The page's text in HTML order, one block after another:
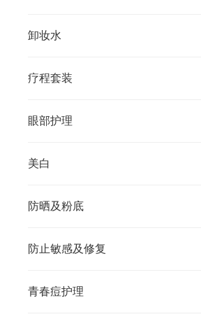
卸妆水
疗程套装
眼部护理
美白
防晒及粉底
防止敏感及修复
青春痘护理